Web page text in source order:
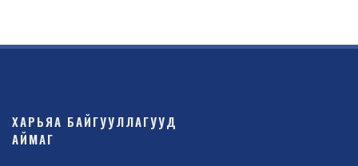
ХАРЬЯА БАЙГУУЛЛАГУУД
АЙМАГ